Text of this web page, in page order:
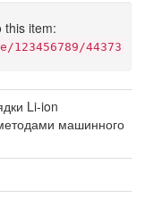
this item:
44373
Li-ion
машинного